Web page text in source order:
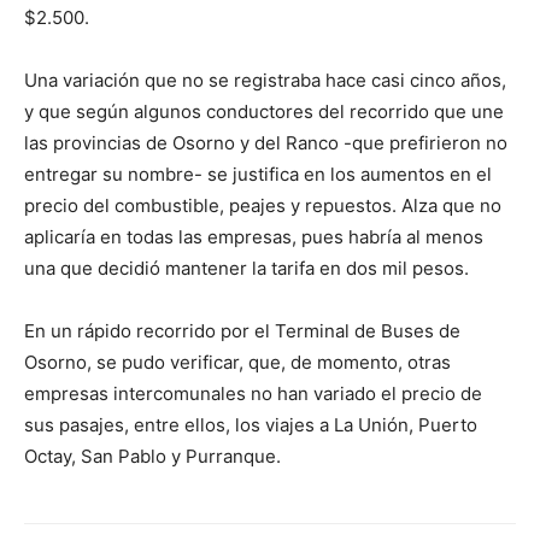
$2.500.
Una variación que no se registraba hace casi cinco años,
y que según algunos conductores del recorrido que une
las provincias de Osorno y del Ranco -que prefirieron no
entregar su nombre- se justifica en los aumentos en el
precio del combustible, peajes y repuestos. Alza que no
aplicaría en todas las empresas, pues habría al menos
una que decidió mantener la tarifa en dos mil pesos.
En un rápido recorrido por el Terminal de Buses de
Osorno, se pudo verificar, que, de momento, otras
empresas intercomunales no han variado el precio de
sus pasajes, entre ellos, los viajes a La Unión, Puerto
Octay, San Pablo y Purranque.